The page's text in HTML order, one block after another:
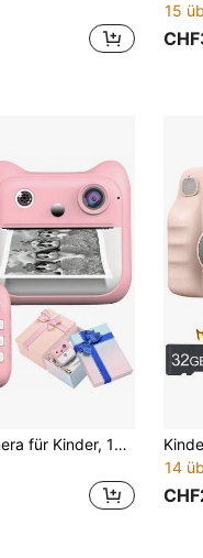
15
Sofortbildkamera für Kinder, 1080P Kinder-Sofortbildkamera mit Fotodruck und unterhaltsamer Lern-Digitalkamera mit Spielen, Filtern und Musik, Weihnachts- und Geburtstagsgeschenk für Mädchen und Jungen im Alter von 3-12 Jahren, tragbare Spielzeugkamera, einfach zu bedienen
14